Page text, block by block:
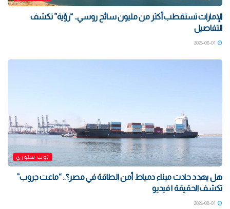
الإمارات تستقطب أكثر من مليون سائح روسي.. “رؤية” تكشف
التفاصيل
توب ستوري
هل يهدد حادث ميناء دمياط أمن الطاقة في مصر؟.. “ماعت جروب”
تكشف الحقيقة | فيديو